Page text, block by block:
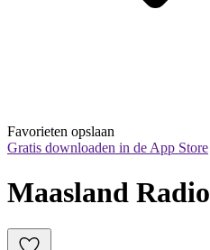
Favorieten opslaan
Gratis downloaden in de App Store
Maasland Radio